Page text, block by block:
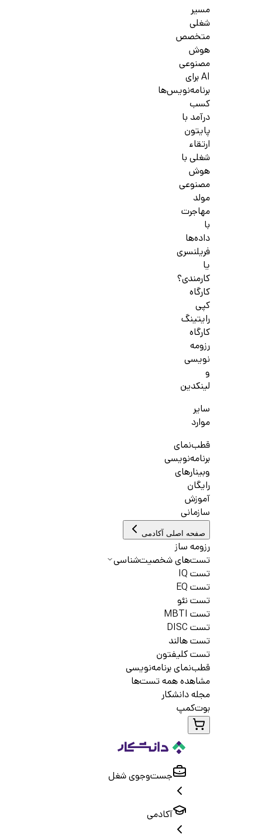
مسیر
شغلی
متخصص
هوش
مصنوعی
AI برای
برنامه‌نویس‌ها
کسب
درآمد با
پایتون
ارتقاء
شغلی با
هوش
مصنوعی
مولد
مهاجرت
با
داده‌ها
فریلنسری
یا
کارمندی؟
کارگاه
کپی
رایتینگ
کارگاه
رزومه
نویسی
و
لینکدین
سایر
موارد
قطب‌نمای
برنامه‌نویسی
وبینارهای
رایگان
آموزش
سازمانی
صفحه اصلی آکادمی
رزومه ساز
تست‌های شخصیت‌شناسی
تست IQ
تست EQ
تست نئو
تست MBTI
تست DISC
تست هالند
تست کلیفتون
قطب‌نمای برنامه‌نویسی
مشاهده همه تست‌ها
مجله دانشکار
بوت‌کمپ
جست‌و‌جوی شغل
آکادمی